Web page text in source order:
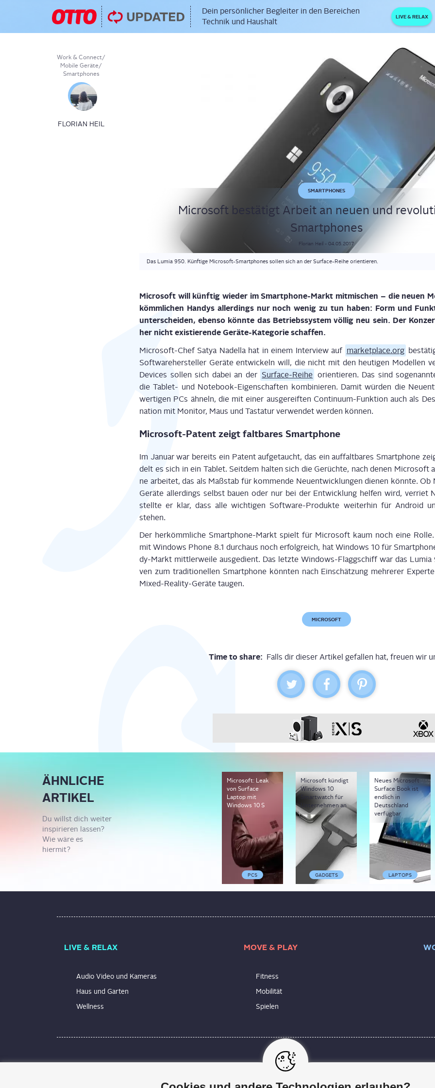
Dein persönlicher Begleiter in den Bereichen
Technik und Haushalt
LIVE & RELAX
Work & Connect/
Mobile Geräte/
Smartphones
FLORIAN HEIL
SMARTPHONES
Micro­soft bestä­tigt Arbeit an neu­en und
Smartphones
Florian Heil - 04.05.2017
Das Lumia 950. Künftige Microsoft-Smartphones sollen sich an der Surface-Reihe orientieren.
Micro­soft will künf­tig wie­der im Smart­phone-Markt mit­mi­schen – die neu­en
kömm­li­chen Han­dys aller­dings nur noch wenig zu tun haben: Form und
unter­schei­den, eben­so könn­te das Betriebs­sys­tem völ­lig neu sein. Der
her nicht exis­tie­ren­de Gerä­te-Kate­go­rie schaffen.
Micro­soft-Chef Satya Nadel­la hat in einem Inter­view auf marketplace.org
Soft­ware­her­stel­ler Gerä­te ent­wi­ckeln will, die nicht mit den heu­ti­gen Model­len
Devices sol­len sich dabei an der Sur­face-Rei­he ori­en­tie­ren. Das sind
die Tablet- und Note­book-Eigen­schaf­ten kom­bi­nie­ren. Damit wür­den die
wer­ti­gen PCs ähneln, die mit einer aus­ge­reif­ten Con­ti­nu­um-Funk­ti­on auch als
na­ti­on mit Moni­tor, Maus und Tas­ta­tur ver­wen­det wer­den können.
Micro­soft-Patent zeigt falt­ba­res Smartphone
Im Janu­ar war bereits ein Patent auf­ge­taucht, das ein auf­falt­ba­res Smart­phone
delt es sich in ein Tablet. Seit­dem hal­ten sich die Gerüch­te, nach denen Micro­soft
ne arbei­tet, das als Maß­stab für kom­men­de Neu­ent­wick­lun­gen die­nen könn­te.
Gerä­te aller­dings selbst bau­en oder nur bei der Ent­wick­lung hel­fen wird, ver­riet
stell­te er klar, dass alle wich­ti­gen Soft­ware-Pro­duk­te wei­ter­hin für Android
stehen.
Der her­kömm­li­che Smart­phone-Markt spielt für Micro­soft kaum noch eine
mit Win­dows Pho­ne 8.1 durch­aus noch erfolg­reich, hat Win­dows 10 für
dy-Markt mitt­ler­wei­le aus­ge­dient. Das letz­te Win­dows-Flagg­schiff war das
ven zum tra­di­tio­nel­len Smart­phone könn­ten nach Ein­schät­zung meh­re­rer
Mixed-Rea­li­ty-Gerä­te taugen.
MICROSOFT
Time to share: Falls dir dieser Artikel gefallen hat, freuen wir
ÄHNLICHE
ARTIKEL
Du willst dich weiter
inspirieren lassen?
Wie wäre es
hiermit?
PCS
Microsoft: Leak
von Surface
Laptop mit
Windows 10 S
GADGETS
Microsoft kündigt
Windows 10
Smartwatch für
Unternehmen an
LAPTOPS
Neues Microsoft
Surface Book ist
endlich in
Deutschland
verfügbar
LIVE & RELAX
Audio Video und Kameras
Haus und Garten
Wellness
MOVE & PLAY
Fitness
Mobilität
Spielen
Technik macht Spaß und erleichtert unseren Alltag. Sie ist allgegenwärtig: von der akkubetriebenen